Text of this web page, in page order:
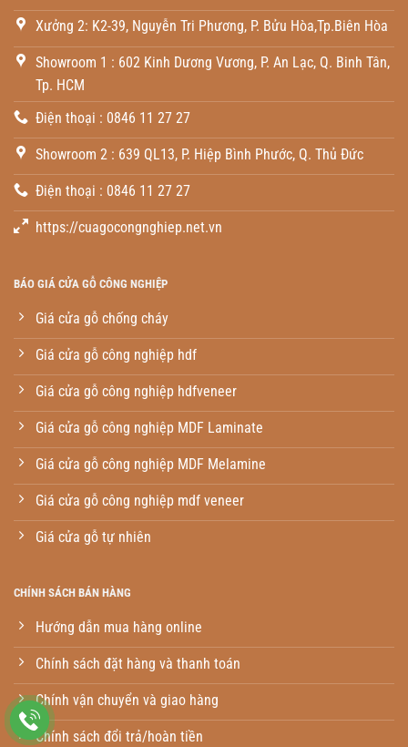
Xưởng 2: K2-39, Nguyễn Tri Phương, P. Bửu Hòa,Tp.Biên Hòa
Showroom 1 : 602 Kinh Dương Vương, P. An Lạc, Q. Binh Tân,
Tp. HCM
Điện thoại : 0846 11 27 27
Showroom 2 : 639 QL13, P. Hiệp Bình Phước, Q. Thủ Đức
Điện thoại : 0846 11 27 27
https://cuagocongnghiep.net.vn
BÁO GIÁ CỬA GỖ CÔNG NGHIỆP
Giá cửa gỗ chống cháy
Giá cửa gỗ công nghiệp hdf
Giá cửa gỗ công nghiệp hdfveneer
Giá cửa gỗ công nghiệp MDF Laminate
Giá cửa gỗ công nghiệp MDF Melamine
Giá cửa gỗ công nghiệp mdf veneer
Giá cửa gỗ tự nhiên
CHÍNH SÁCH BÁN HÀNG
Hướng dẫn mua hàng online
Chính sách đặt hàng và thanh toán
Chính vận chuyển và giao hàng
Chính sách đổi trả/hoàn tiền